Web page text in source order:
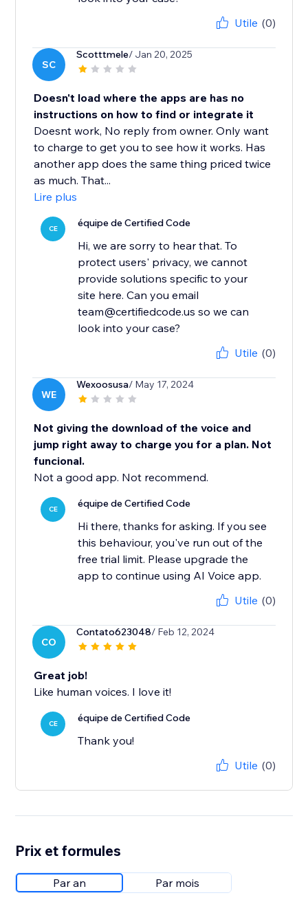
Utile (0)
SC
Scotttmele/ Jan 20, 2025
Doesn't load where the apps are has no
instructions on how to find or integrate it
Doesnt work, No reply from owner. Only want
to charge to get you to see how it works. Has
another app does the same thing priced twice
as much. That...
Lire plus
CE équipe de Certified Code
Hi, we are sorry to hear that. To
protect users' privacy, we cannot
provide solutions specific to your
site here. Can you email
team@certifiedcode.us so we can
look into your case?
Utile (0)
WE
Wexoosusa/ May 17, 2024
Not giving the download of the voice and
jump right away to charge you for a plan. Not
funcional.
Not a good app. Not recommend.
CE équipe de Certified Code
Hi there, thanks for asking. If you see
this behaviour, you've run out of the
free trial limit. Please upgrade the
app to continue using AI Voice app.
Utile (0)
CO
Contato623048/ Feb 12, 2024
Great job!
Like human voices. I love it!
CE équipe de Certified Code
Thank you!
Utile (0)
Prix et formules
Par an Par mois